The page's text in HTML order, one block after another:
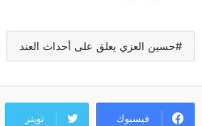
حسين العزي يعلق على أحداث العند
فيسبوك تويتر